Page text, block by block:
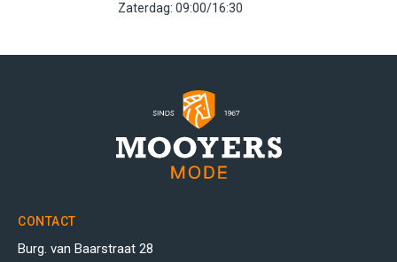
Zaterdag: 09:00/17:00
CONTACT
Burg. van Baarstraat 28